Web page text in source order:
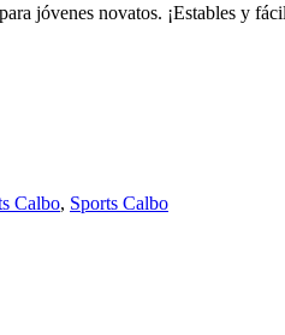
jóvenes novatos. ¡Estables y
Calbo, Sports Calbo